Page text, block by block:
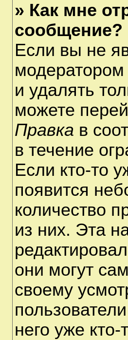
» Как мне
сообщение?
Если вы не
и удалять
можете
Правка в
в течение
Если кто-то
появится
количество
из них. Эта
они могут
своему
него уже кто-